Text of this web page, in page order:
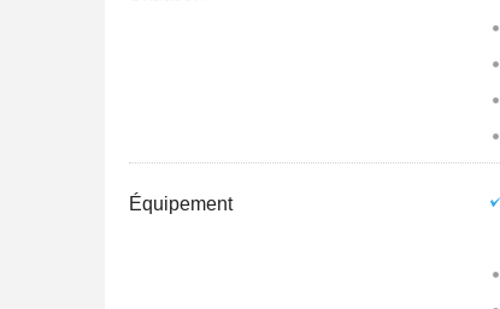
Équipement